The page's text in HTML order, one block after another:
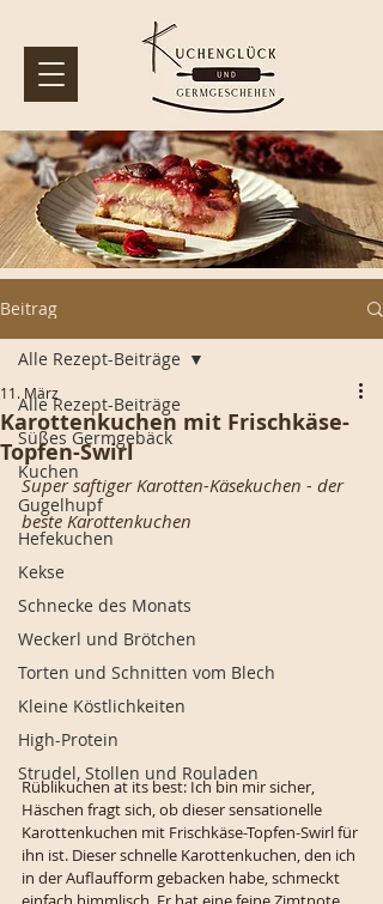
Beitrag
Alle Rezept-Beiträge
Süßes Germgebäck
Kuchen
Gugelhupf
Hefekuchen
Kekse
Schnecke des Monats
Weckerl und Brötchen
Torten und Schnitten vom Blech
Kleine Köstlichkeiten
High-Protein
Strudel, Stollen und Rouladen
Alle Rezept-Beiträge
Karottenkuchen mit Frischkäse-
Topfen-Swirl
11. März
Super saftiger Karotten-Käsekuchen - der
beste Karottenkuchen
Rüblikuchen at its best: Ich bin mir sicher,
Häschen fragt sich, ob dieser sensationelle
Karottenkuchen mit Frischkäse-Topfen-Swirl für
ihn ist. Dieser schnelle Karottenkuchen, den ich
in der Auflaufform gebacken habe, schmeckt